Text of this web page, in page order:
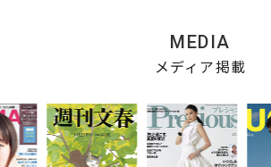
MEDIA
メディア掲載